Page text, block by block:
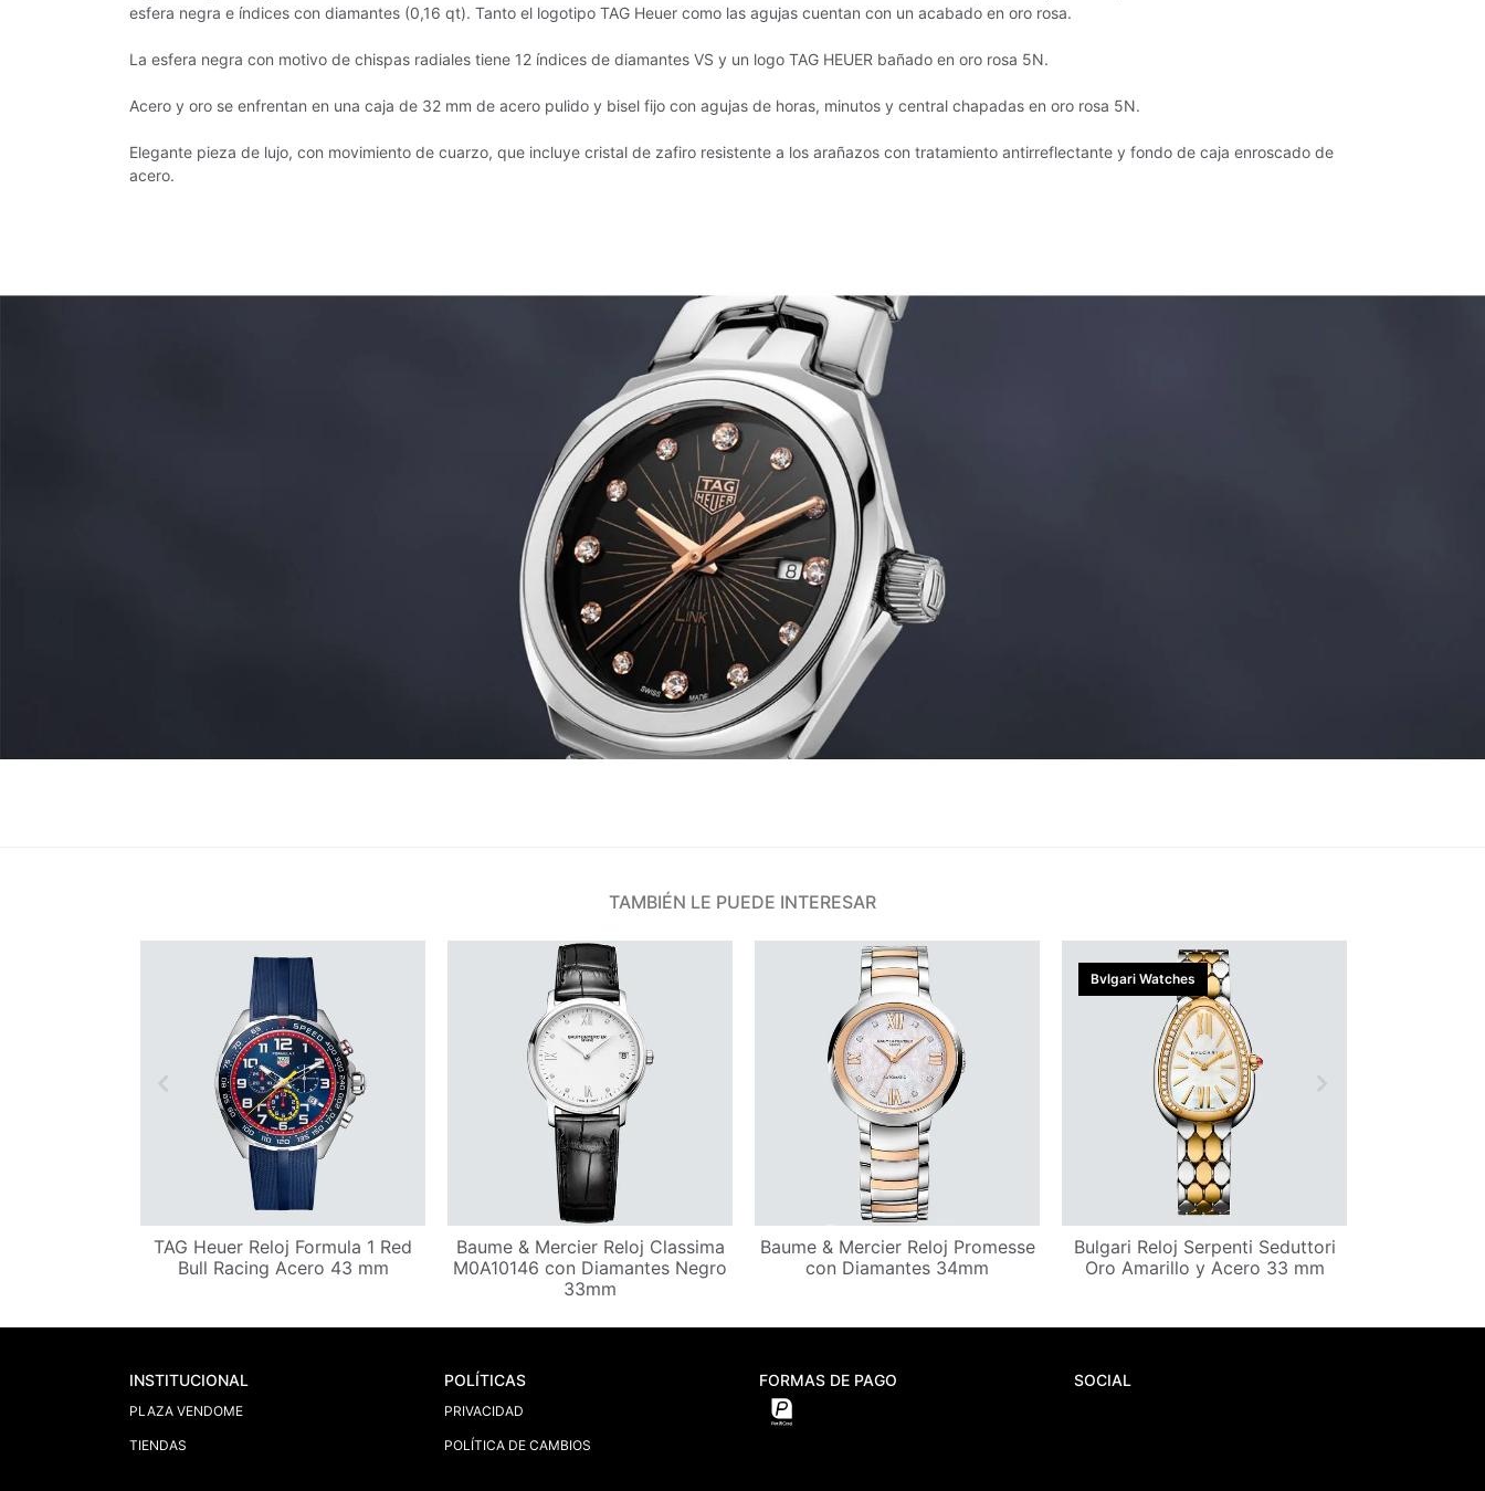
esfera negra e índices con diamantes (0,16 qt). Tanto el logotipo TAG Heuer como las agujas cuentan con un acabado en oro rosa.
La esfera negra con motivo de chispas radiales tiene 12 índices de diamantes VS y un logo TAG HEUER bañado en oro rosa 5N.
Acero y oro se enfrentan en una caja de 32 mm de acero pulido y bisel fijo con agujas de horas, minutos y central chapadas en oro rosa 5N.
Elegante pieza de lujo, con movimiento de cuarzo, que incluye cristal de zafiro resistente a los arañazos con tratamiento antirreflectante y fondo de caja enroscado de
acero.
TAMBIÉN LE PUEDE INTERESAR
TAG Heuer Reloj Formula 1 Red
Bull Racing Acero 43 mm
Baume & Mercier Reloj Classima
M0A10146 con Diamantes Negro
33mm
Baume & Mercier Reloj Promesse
con Diamantes 34mm
Bvlgari Watches
Bulgari Reloj Serpenti Seduttori
Oro Amarillo y Acero 33 mm
INSTITUCIONAL
PLAZA VENDOME
TIENDAS
POLÍTICAS
PRIVACIDAD
POLÍTICA DE CAMBIOS
FORMAS DE PAGO SOCIAL